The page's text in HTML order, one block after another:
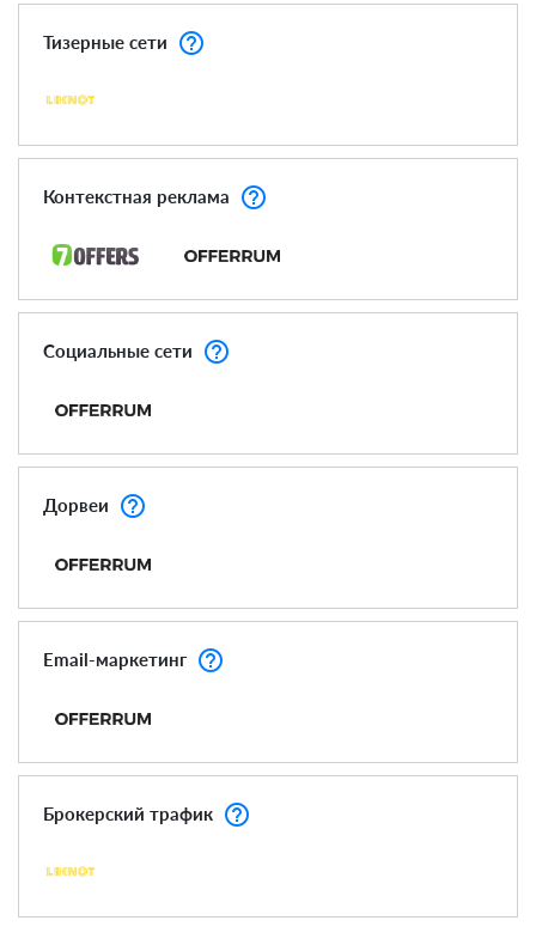
Тизерные сети help_outline
Контекстная реклама help_outline
Социальные сети help_outline
Дорвеи help_outline
Email-маркетинг help_outline
Брокерский трафик help_outline